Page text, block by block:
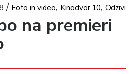
/ Foto in video, Kinodvor 10, Odzivi
na premieri